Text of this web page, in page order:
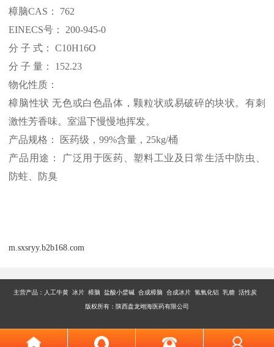
樟脑CAS： 762
EINECS号： 200-945-0
分 子 式：
C10H16O
分 子 量：
152.23
物化性质：
樟脑性状 无色或白色晶体，颗粒状或易破碎的块状。有刺
激性芳香味。室温下慢慢地挥发。
产品规格：
医药级，99%含量，25kg/桶
产品用途：
广泛用于医药、塑料工业及日常生活中防虫、
防蛀、防臭
m.sxsryy.b2b168.com
主营产品： 人工牛黄 冰片 樟脑 盐酸小檗碱 合成樟脑 合成冰片 氢氧化铝 乳糖 活性炭
版权所有：陕西盘龙翊海医药有限公司